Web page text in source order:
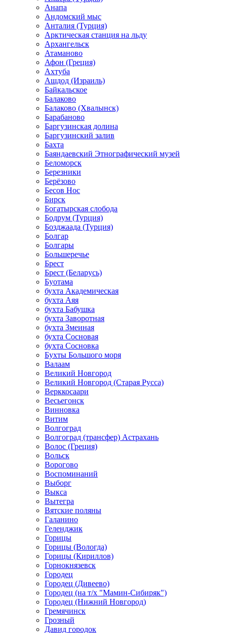
Анапа
Андомский мыс
Анталия (Турция)
Арктическая станция на льду
Архангельск
Атаманово
Афон (Греция)
Ахтуба
Ашдод (Израиль)
Байкальское
Балаково
Балаково (Хвалынск)
Барабаново
Баргузинская долина
Баргузинский залив
Бахта
Баяндаевский Этнографический музей
Беломорск
Березники
Берёзово
Бесов Нос
Бирск
Богатырская слобода
Бодрум (Турция)
Бозджаада (Турция)
Болгар
Болгары
Большеречье
Брест
Брест (Беларусь)
Буотама
бухта Академическая
бухта Аяя
бухта Бабушка
бухта Заворотная
бухта Змеиная
бухта Сосновая
бухта Сосновка
Бухты Большого моря
Валаам
Великий Новгород
Великий Новгород (Старая Русса)
Верккосаари
Весьегонск
Винновка
Витим
Волгоград
Волгоград (трансфер) Астрахань
Волос (Греция)
Вольск
Ворогово
Воспоминаний
Выборг
Выкса
Вытегра
Вятские поляны
Галанино
Геленджик
Горицы
Горицы (Вологда)
Горицы (Кириллов)
Горнокнязевск
Городец
Городец (Дивеево)
Городец (на т/х "Мамин-Сибиряк")
Городец (Нижний Новгород)
Гремячинск
Грозный
Давид городок